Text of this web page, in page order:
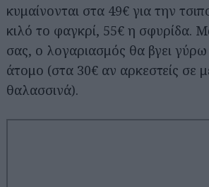
κυμαίνονται στα 49€ για την
κιλό το φαγκρί, 55€ η σφυρίδα.
σας, ο λογαριασμός θα βγει
άτομο (στα 30€ αν αρκεστείς σε
θαλασσινά).